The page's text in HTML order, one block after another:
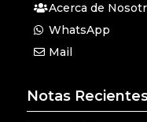
Acerca de
WhatsApp
Mail
Notas